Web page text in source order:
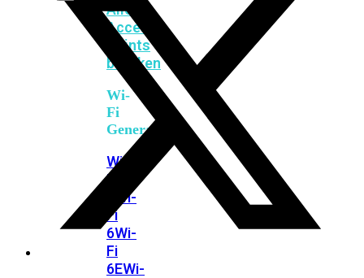
Alle
Access
Points
bekijken
Wi-
Fi
Generatie
Wi-
Fi
Wi-
Fi
6Wi-
Fi
6EWi-